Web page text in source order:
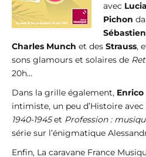
avec
Pichon
Charles Munch et des Strauss,
sons glamours et solaires de
20h...
Dans la grille également, Enrico
intimiste, un peu d’Histoire avec
1940-1945et Profession :
série sur l’énigmatique
Enfin, La caravane France